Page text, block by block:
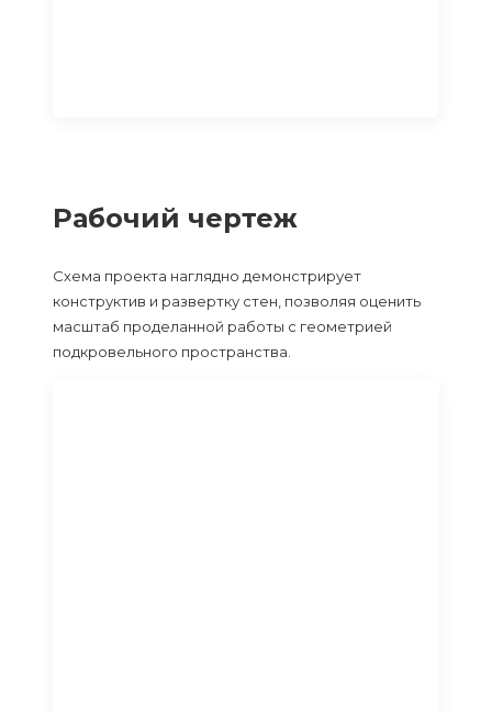
Рабочий чертеж
Схема проекта наглядно демонстрирует
конструктив и развертку стен, позволяя оценить
масштаб проделанной работы с геометрией
подкровельного пространства.